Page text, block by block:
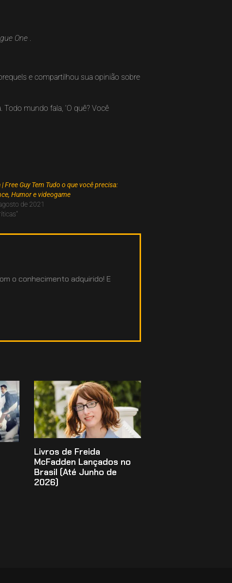
One .
e compartilhou sua opinião sobre
mundo fala, ‘O quê? Você
| Free Guy Tem Tudo o que você precisa:
Humor e videogame
de 2021
o conhecimento adquirido! E
Livros de Freida
McFadden Lançados no
Brasil (Até Junho de
2026)